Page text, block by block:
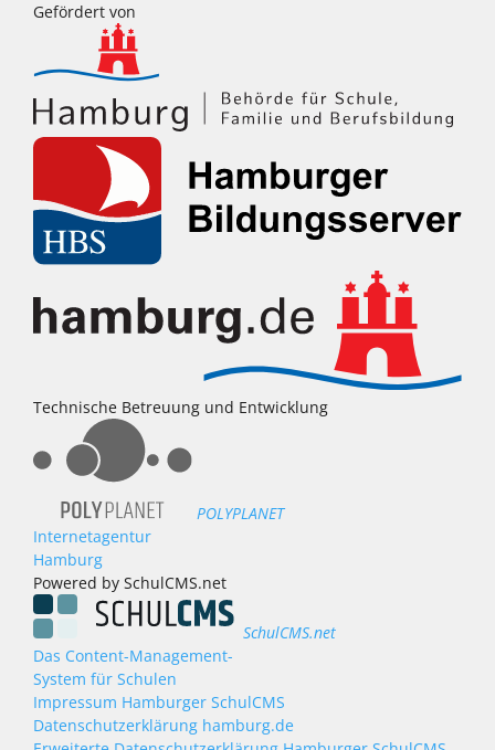
Gefördert von
Technische Betreuung und Entwicklung
POLYPLANET
Internetagentur
Hamburg
Powered by SchulCMS.net
SchulCMS.net
Das Content-Management-
System für Schulen
Impressum Hamburger SchulCMS
Datenschutzerklärung hamburg.de